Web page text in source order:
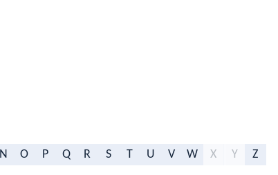
N O P Q R S T U V W X Y Z